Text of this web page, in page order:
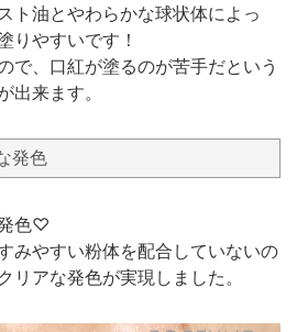
ト油とやわらかな球状体によっ
りやすいです！
で、口紅が塗るのが苦手だという
出来ます。
発色
色♡
みやすい粉体を配合していないの
リアな発色が実現しました。